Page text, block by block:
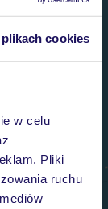
cookies
w celu
Pliki
ruchu